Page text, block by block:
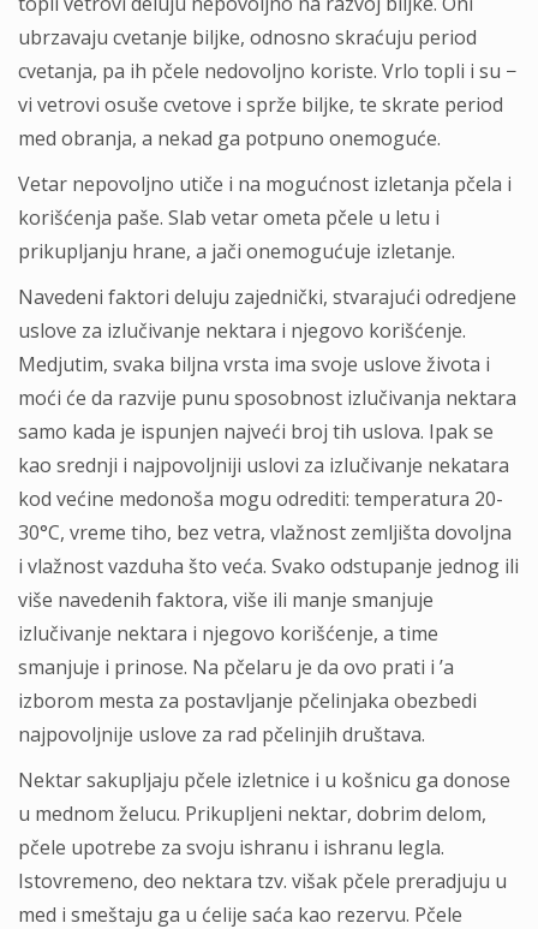
ubrzavaju cvetanje biljke, odnosno skraćuju period
cvetanja, pa ih pčele nedovoljno koriste. Vrlo topli i su −
vi vetrovi osuše cvetove i sprže biljke, te skrate period
med obranja, a nekad ga potpuno onemoguće.
Vetar nepovoljno utiče i na mogućnost izletanja pčela i
korišćenja paše. Slab vetar ometa pčele u letu i
prikupljanju hrane, a jači onemogućuje izletanje.
Navedeni faktori deluju zajednički, stvarajući odredjene
uslove za izlučivanje nektara i njegovo korišćenje.
Medjutim, svaka biljna vrsta ima svoje uslove života i
moći će da razvije punu sposobnost izlučivanja nektara
samo kada je ispunjen najveći broj tih uslova. Ipak se
kao srednji i najpovoljniji uslovi za izlučivanje nekatara
kod većine medonoša mogu odrediti: temperatura 20-
30°C, vreme tiho, bez vetra, vlažnost zemljišta dovoljna
i vlažnost vazduha što veća. Svako odstupanje jednog ili
više navedenih faktora, više ili manje smanjuje
izlučivanje nektara i njegovo korišćenje, a time
smanjuje i prinose. Na pčelaru je da ovo prati i ’a
izborom mesta za postavljanje pčelinjaka obezbedi
najpovoljnije uslove za rad pčelinjih društava.
Nektar sakupljaju pčele izletnice i u košnicu ga donose
u mednom želucu. Prikupljeni nektar, dobrim delom,
pčele upotrebe za svoju ishranu i ishranu legla.
Istovremeno, deo nektara tzv. višak pčele preradjuju u
med i smeštaju ga u ćelije saća kao rezervu. Pčele